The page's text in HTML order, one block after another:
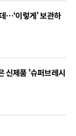
…‘이렇게’ 보관하
신제품 '슈퍼브레시